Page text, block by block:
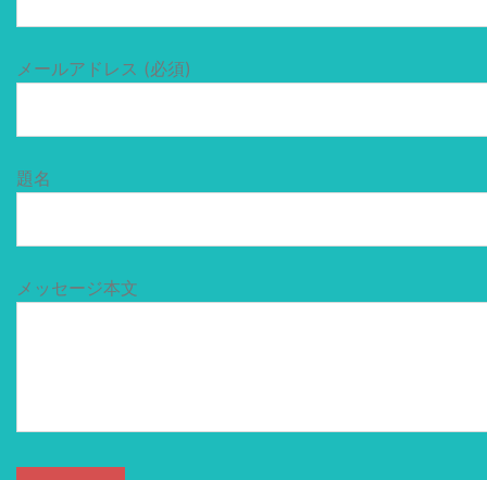
メールアドレス (必須)
題名
メッセージ本文